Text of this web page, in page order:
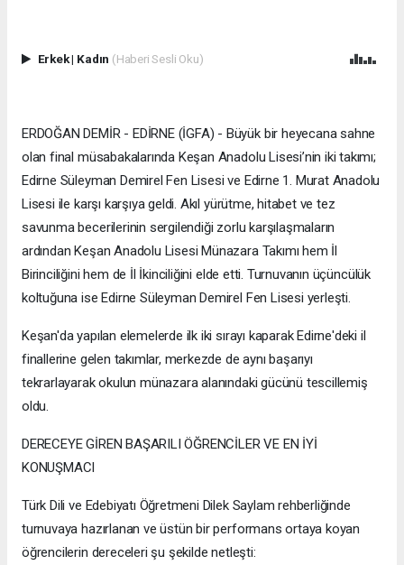
Erkek| Kadın (Haberi Sesli Oku)
ERDOĞAN DEMİR - EDİRNE (İGFA) - Büyük bir heyecana sahne
olan final müsabakalarında Keşan Anadolu Lisesi’nin iki takımı;
Edirne Süleyman Demirel Fen Lisesi ve Edirne 1. Murat Anadolu
Lisesi ile karşı karşıya geldi. Akıl yürütme, hitabet ve tez
savunma becerilerinin sergilendiği zorlu karşılaşmaların
ardından Keşan Anadolu Lisesi Münazara Takımı hem İl
Birinciliğini hem de İl İkinciliğini elde etti. Turnuvanın üçüncülük
koltuğuna ise Edirne Süleyman Demirel Fen Lisesi yerleşti.
Keşan'da yapılan elemelerde ilk iki sırayı kaparak Edirne'deki il
finallerine gelen takımlar, merkezde de aynı başarıyı
tekrarlayarak okulun münazara alanındaki gücünü tescillemiş
oldu.
DERECEYE GİREN BAŞARILI ÖĞRENCİLER VE EN İYİ
KONUŞMACI
Türk Dili ve Edebiyatı Öğretmeni Dilek Saylam rehberliğinde
turnuvaya hazırlanan ve üstün bir performans ortaya koyan
öğrencilerin dereceleri şu şekilde netleşti: